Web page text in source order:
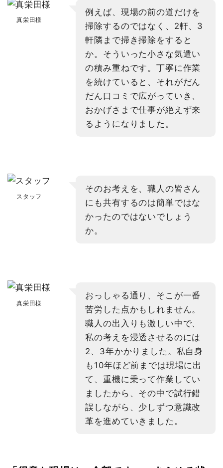
真栄田様
例えば、現場の前の道だけを
掃除するのではなく、2軒、3
軒隣まで掃き掃除をすると
か。そういった小さな気遣い
の積み重ねです。丁寧に作業
を続けていると、それがだん
だん口コミで広がっていき、
おかげさまで仕事が絶えず来
るようになりました。
スタッフ
そのお考えを、職人の皆さん
にも共有するのは簡単ではな
かったのではないでしょう
か。
真栄田様
おっしゃる通り、そこが一番
苦労した点かもしれません。
職人の出入りも激しい中で、
私の考えを浸透させるのには
2、3年かかりました。私自身
も10年ほど前までは現場に出
て、重機に乗って作業してい
ましたから、その中で試行錯
誤しながら、少しずつ意識改
革を進めていきました。